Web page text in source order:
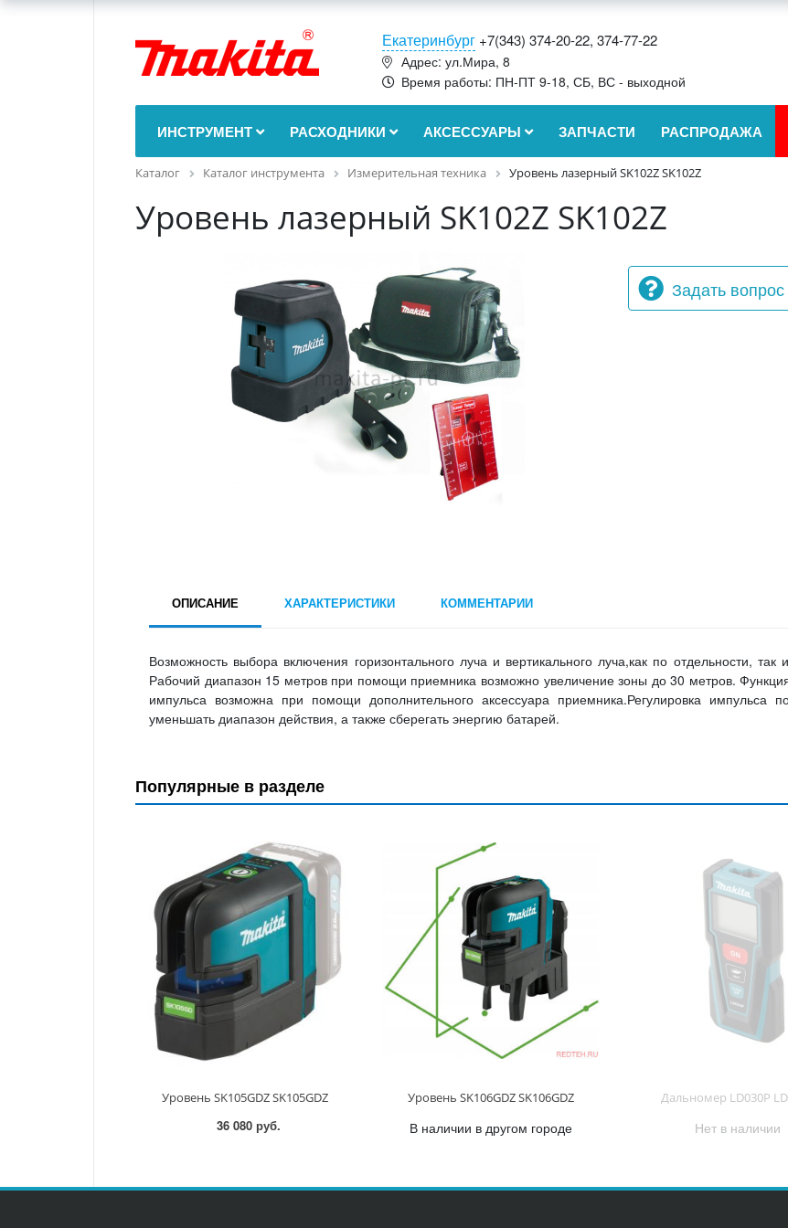
Екатеринбург +7(343) 374-20-22, 374-77-22
Адрес: ул.Мира, 8
Время работы: ПН-ПТ 9-18, СБ, ВС - выходной
ИНСТРУМЕНТ РАСХОДНИКИ АКСЕССУАРЫ ЗАПЧАСТИ РАСПРОДАЖА
Каталог Каталог инструмента Измерительная техника Уровень лазерный SK102Z SK102Z
Уровень лазерный SK102Z SK102Z
Задать вопрос
ОПИСАНИЕ ХАРАКТЕРИСТИКИ КОММЕНТАРИИ
Возможность выбора включения горизонтального луча и вертикального луча,как по отдельности, так
Рабочий диапазон 15 метров при помощи приемника возможно увеличение зоны до 30 метров.
импульса возможна при помощи дополнительного аксессуара приемника.Регулировка импульса
уменьшать диапазон действия, а также сберегать энергию батарей.
Популярные в разделе
Уровень SK105GDZ SK105GDZ
36 080 руб.
Уровень SK106GDZ SK106GDZ
В наличии в другом городе
Дальномер LD030P
Нет в наличии